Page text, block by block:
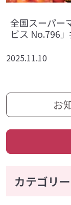
全国スーパー
ビス No.796
2025.11.10
お
カテゴリー